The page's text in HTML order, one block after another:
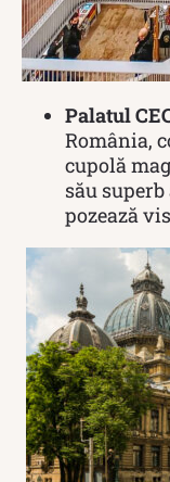
Palatul
România,
cupolă
său
pozează